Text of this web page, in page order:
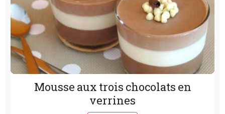
Mousse aux trois chocolats en
verrines